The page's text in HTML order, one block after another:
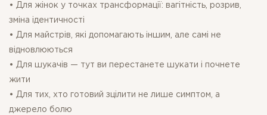
• Для жінок у точках трансформації: вагітність, розрив,
зміна ідентичності
• Для майстрів, які допомагають іншим, але самі не
відновлюються
• Для шукачів — тут ви перестанете шукати і почнете
жити
• Для тих, хто готовий зцілити не лише симптом, а
джерело болю